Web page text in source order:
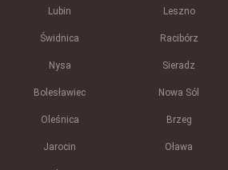
Lubin Leszno
Świdnica Racibórz
Nysa Sieradz
Bolesławiec Nowa Sól
Oleśnica Brzeg
Jarocin Oława